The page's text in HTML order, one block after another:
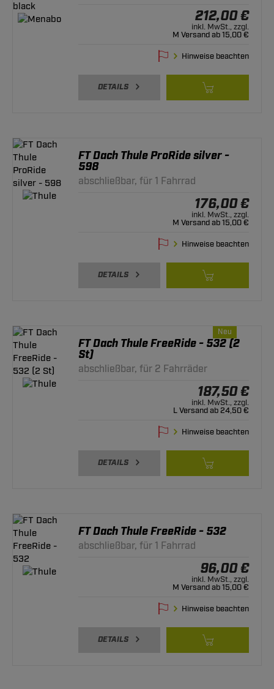
212,00 €
inkl. MwSt., zzgl.
M Versand ab 15,00 €
Hinweise beachten
DETAILS
FT Dach Thule ProRide silver -
598
abschließbar, für 1 Fahrrad
176,00 €
inkl. MwSt., zzgl.
M Versand ab 15,00 €
Hinweise beachten
DETAILS
Neu
FT Dach Thule FreeRide - 532 (2
St)
abschließbar, für 2 Fahrräder
187,50 €
inkl. MwSt., zzgl.
L Versand ab 24,50 €
Hinweise beachten
DETAILS
FT Dach Thule FreeRide - 532
abschließbar, für 1 Fahrrad
96,00 €
inkl. MwSt., zzgl.
M Versand ab 15,00 €
Hinweise beachten
DETAILS